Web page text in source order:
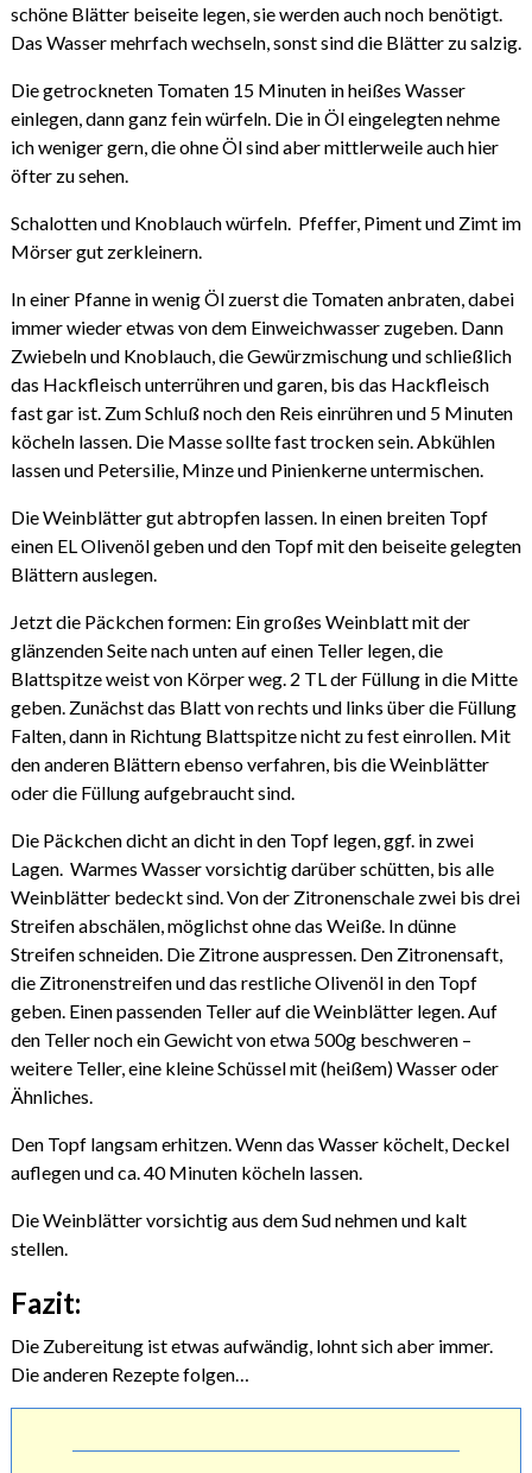
schöne Blätter beiseite legen, sie werden auch noch benötigt.
Das Wasser mehrfach wechseln, sonst sind die Blätter zu salzig.
Die getrockneten Tomaten 15 Minuten in heißes Wasser
einlegen, dann ganz fein würfeln. Die in Öl eingelegten nehme
ich weniger gern, die ohne Öl sind aber mittlerweile auch hier
öfter zu sehen.
Schalotten und Knoblauch würfeln. Pfeffer, Piment und Zimt im
Mörser gut zerkleinern.
In einer Pfanne in wenig Öl zuerst die Tomaten anbraten, dabei
immer wieder etwas von dem Einweichwasser zugeben. Dann
Zwiebeln und Knoblauch, die Gewürzmischung und schließlich
das Hackfleisch unterrühren und garen, bis das Hackfleisch
fast gar ist. Zum Schluß noch den Reis einrühren und 5 Minuten
köcheln lassen. Die Masse sollte fast trocken sein. Abkühlen
lassen und Petersilie, Minze und Pinienkerne untermischen.
Die Weinblätter gut abtropfen lassen. In einen breiten Topf
einen EL Olivenöl geben und den Topf mit den beiseite gelegten
Blättern auslegen.
Jetzt die Päckchen formen: Ein großes Weinblatt mit der
glänzenden Seite nach unten auf einen Teller legen, die
Blattspitze weist von Körper weg. 2 TL der Füllung in die Mitte
geben. Zunächst das Blatt von rechts und links über die Füllung
Falten, dann in Richtung Blattspitze nicht zu fest einrollen. Mit
den anderen Blättern ebenso verfahren, bis die Weinblätter
oder die Füllung aufgebraucht sind.
Die Päckchen dicht an dicht in den Topf legen, ggf. in zwei
Lagen. Warmes Wasser vorsichtig darüber schütten, bis alle
Weinblätter bedeckt sind. Von der Zitronenschale zwei bis drei
Streifen abschälen, möglichst ohne das Weiße. In dünne
Streifen schneiden. Die Zitrone auspressen. Den Zitronensaft,
die Zitronenstreifen und das restliche Olivenöl in den Topf
geben. Einen passenden Teller auf die Weinblätter legen. Auf
den Teller noch ein Gewicht von etwa 500g beschweren –
weitere Teller, eine kleine Schüssel mit (heißem) Wasser oder
Ähnliches.
Den Topf langsam erhitzen. Wenn das Wasser köchelt, Deckel
auflegen und ca. 40 Minuten köcheln lassen.
Die Weinblätter vorsichtig aus dem Sud nehmen und kalt
stellen.
Fazit:
Die Zubereitung ist etwas aufwändig, lohnt sich aber immer.
Die anderen Rezepte folgen…